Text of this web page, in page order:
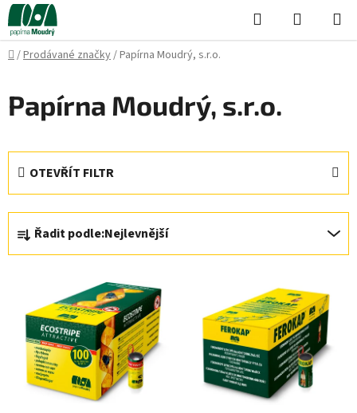
Přejít
na
obsah
Hledat
KOŠÍK
Domů
/Prodávané značky/Papírna Moudrý, s.r.o.
Papírna Moudrý, s.r.o.
OTEVŘÍT FILTR
a
z
Řadit podle:Nejlevnější